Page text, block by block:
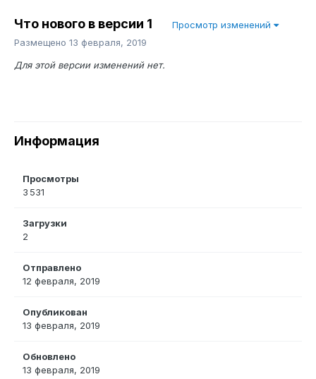
Что нового в версии 1
Просмотр изменений
Размещено 13 февраля, 2019
Для этой версии изменений нет.
Информация
Просмотры
3 531
Загрузки
2
Отправлено
12 февраля, 2019
Опубликован
13 февраля, 2019
Обновлено
13 февраля, 2019